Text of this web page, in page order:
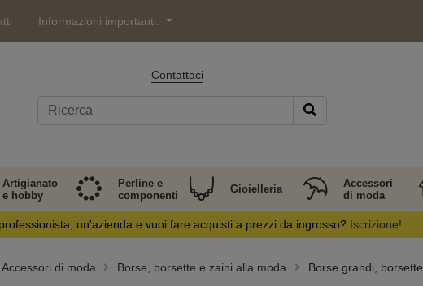
Informazioni importanti:
Contattaci
Artigianato
e hobby
Perline e
componenti
Gioielleria
Accessori
di moda
un'azienda e vuoi fare acquisti a prezzi da ingrosso? Iscrizione!
Accessori di moda Borse, borsette e zaini alla moda Borse grandi, borsette